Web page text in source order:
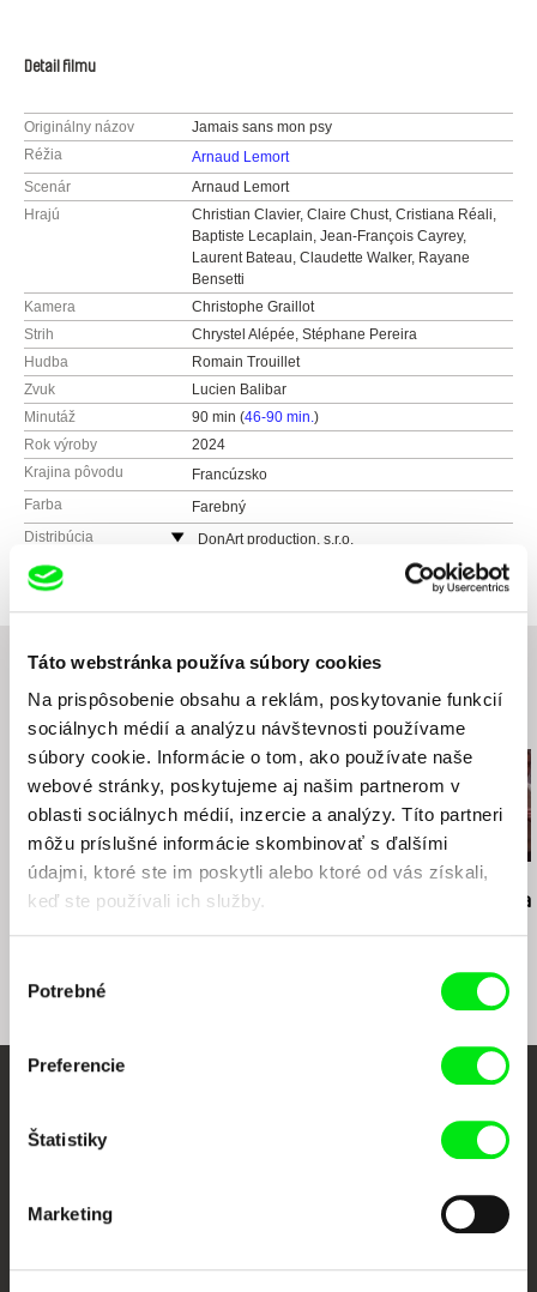
Táto webstránka používa súbory cookies
Na prispôsobenie obsahu a reklám, poskytovanie funkcií
sociálnych médií a analýzu návštevnosti používame
súbory cookie. Informácie o tom, ako používate naše
webové stránky, poskytujeme aj našim partnerom v
oblasti sociálnych médií, inzercie a analýzy. Títo partneri
môžu príslušné informácie skombinovať s ďalšími
údajmi, ktoré ste im poskytli alebo ktoré od vás získali,
keď ste používali ich služby.
súhlasu
Potrebné
Preferencie
Štatistiky
Marketing
Detail filmu
Originálny názov
Jamais sans mon psy
Réžia
Arnaud Lemort
Scenár
Arnaud Lemort
Hrajú
Christian Clavier, Claire Chust, Cristiana Réali,
Baptiste Lecaplain, Jean-François Cayrey,
Laurent Bateau, Claudette Walker, Rayane
Bensetti
Kamera
Christophe Graillot
Strih
Chrystel Alépée, Stéphane Pereira
Hudba
Romain Trouillet
Zvuk
Lucien Balibar
Minutáž
90 min (46-90 min.)
Rok výroby
2024
Krajina pôvodu
Francúzsko
Farba
Farebný
Distribúcia
DonArt production, s.r.o.
Súvisiace filmy (20)
Jiří Menzel
Na samotě u lesa
Martin Hollý
Prípad pre obhajcu
Martin Hollý
Smrť šitá
európskych festivalov dokumentárneho filmu združených pod Doc Alliance.